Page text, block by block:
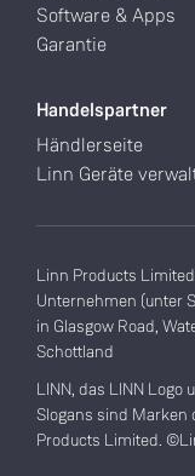
Software & Apps
Garantie
Handelspartner
Händlerseite
Linn Geräte
Linn Products
Unternehmen (unter
in Glasgow Road,
Schottland
LINN, das LINN Logo
Slogans sind Marken
Products Limited.